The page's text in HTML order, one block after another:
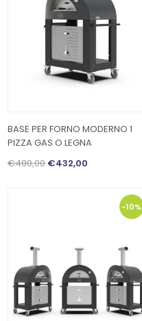
BASE PER FORNO MODERNO 1
PIZZA GAS O LEGNA
€480,00 €432,00
-10%